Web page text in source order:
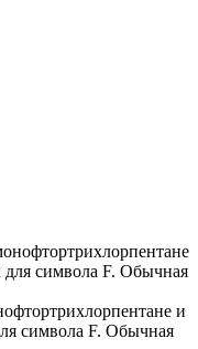
и
символа F. Обычная